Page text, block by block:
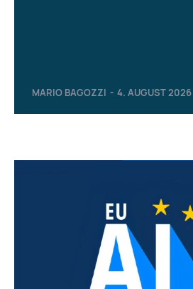
MARIO BAGOZZI - 4. AUGUST 2026